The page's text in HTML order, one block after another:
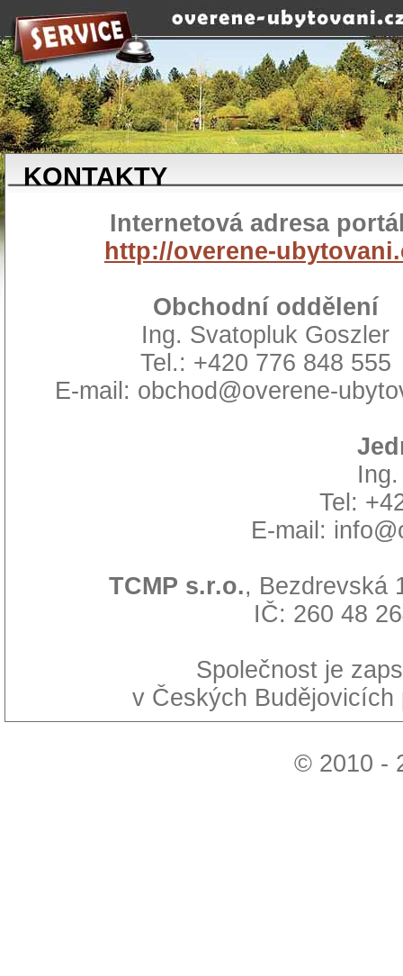
KONTAKTY
Internetová adresa
http://overene-
Obchodní oddělení
Ing. Svatopluk Goszler
Tel.: +420 776 848 555
E-mail: obchod@overene-
Tel:
E-mail:
TCMP s.r.o., Bezdrevská
IČ: 260 48
Společnost je
v Českých Budějovicích
© 2010 -